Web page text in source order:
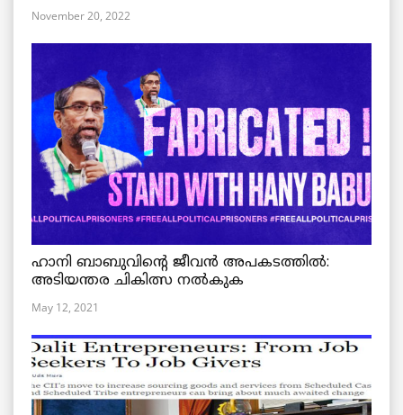
November 20, 2022
ഹാനി ബാബുവിന്റെ ജീവൻ അപകടത്തിൽ:
അടിയന്തര ചികിത്സ നൽകുക
May 12, 2021